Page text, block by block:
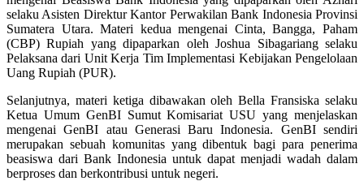
selaku Asisten Direktur Kantor Perwakilan Bank Indonesia Provinsi
Sumatera Utara. Materi kedua mengenai Cinta, Bangga, Paham
(CBP) Rupiah yang dipaparkan oleh Joshua Sibagariang selaku
Pelaksana dari Unit Kerja Tim Implementasi Kebijakan Pengelolaan
Uang Rupiah (PUR).
Selanjutnya, materi ketiga dibawakan oleh Bella Fransiska selaku
Ketua Umum GenBI Sumut Komisariat USU yang menjelaskan
mengenai GenBI atau Generasi Baru Indonesia. GenBI sendiri
merupakan sebuah komunitas yang dibentuk bagi para penerima
beasiswa dari Bank Indonesia untuk dapat menjadi wadah dalam
berproses dan berkontribusi untuk negeri.